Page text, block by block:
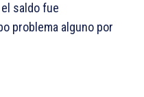
saldo fue
problema alguno por